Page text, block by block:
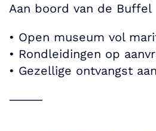
Aan boord van de Buffel
•⁠ ⁠Open museum vol
•⁠ ⁠Rondleidingen op
•⁠ ⁠Gezellige ontvangst
⸻